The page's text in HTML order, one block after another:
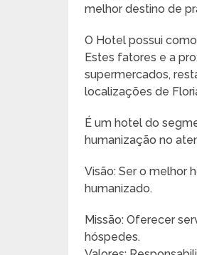
melhor destino de
O Hotel possui
Estes fatores e a
supermercados,
localizações de
É um hotel do
humanização no
Visão: Ser o melhor
humanizado.
Missão: Oferecer
hóspedes.